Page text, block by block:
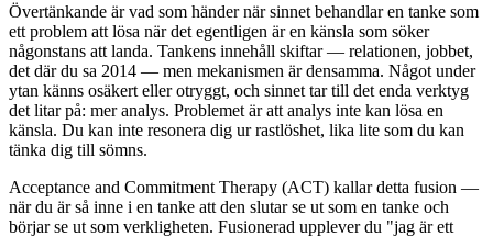
Övertänkande är vad som händer när sinnet behandlar en tanke som
ett problem att lösa när det egentligen är en känsla som söker
någonstans att landa. Tankens innehåll skiftar — relationen, jobbet,
det där du sa 2014 — men mekanismen är densamma. Något under
ytan känns osäkert eller otryggt, och sinnet tar till det enda verktyg
det litar på: mer analys. Problemet är att analys inte kan lösa en
känsla. Du kan inte resonera dig ur rastlöshet, lika lite som du kan
tänka dig till sömns.
Acceptance and Commitment Therapy (ACT) kallar detta fusion —
när du är så inne i en tanke att den slutar se ut som en tanke och
börjar se ut som verkligheten. Fusionerad upplever du "jag är ett